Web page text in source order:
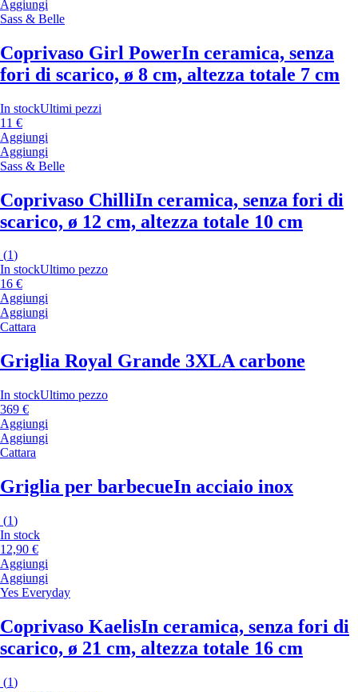
Aggiungi
Sass & Belle
Coprivaso Girl PowerIn ceramica, senza
fori di scarico, ø 8 cm, altezza totale 7 cm
In stockUltimi pezzi
11 €
Aggiungi
Aggiungi
Sass & Belle
Coprivaso ChilliIn ceramica, senza fori di
scarico, ø 12 cm, altezza totale 10 cm
(1)
In stockUltimo pezzo
16 €
Aggiungi
Aggiungi
Cattara
Griglia Royal Grande 3XLA carbone
In stockUltimo pezzo
369 €
Aggiungi
Aggiungi
Cattara
Griglia per barbecueIn acciaio inox
(1)
In stock
12,90 €
Aggiungi
Aggiungi
Yes Everyday
Coprivaso KaelisIn ceramica, senza fori di
scarico, ø 21 cm, altezza totale 16 cm
(1)